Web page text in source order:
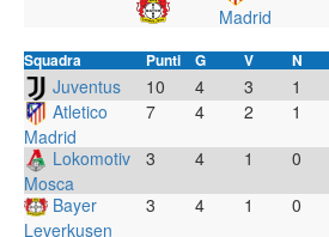
Madrid
Squadra Punti G V N
Juventus 10 4 3 1
Atletico
Madrid
7 4 2 1
Lokomotiv
Mosca
3 4 1 0
Bayer
Leverkusen
3 4 1 0